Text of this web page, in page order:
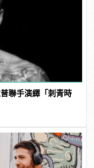
聯手演繹「刺青時